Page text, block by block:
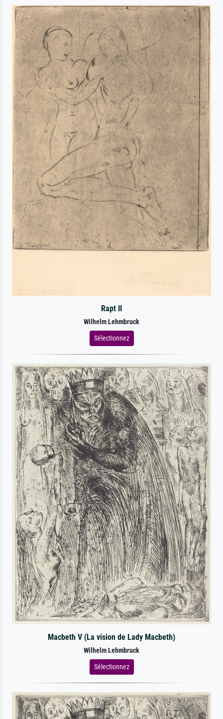
Rapt II
Wilhelm Lehmbruck
Sélectionnez
Macbeth V (La vision de Lady Macbeth)
Wilhelm Lehmbruck
Sélectionnez